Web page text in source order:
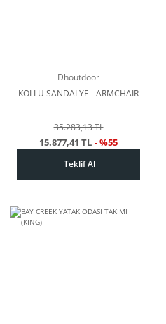
Dhoutdoor
KOLLU SANDALYE - ARMCHAIR
35.283,13 TL
15.877,41 TL - %55
Teklif Al